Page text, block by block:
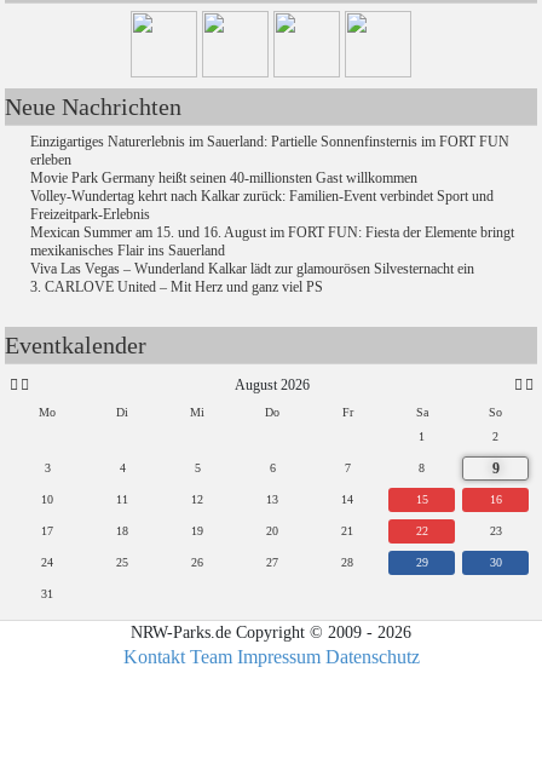
Neue Nachrichten
Einzigartiges Naturerlebnis im Sauerland: Partielle Sonnenfinsternis im FORT FUN
erleben
Movie Park Germany heißt seinen 40-millionsten Gast willkommen
Volley-Wundertag kehrt nach Kalkar zurück: Familien-Event verbindet Sport und
Freizeitpark-Erlebnis
Mexican Summer am 15. und 16. August im FORT FUN: Fiesta der Elemente bringt
mexikanisches Flair ins Sauerland
Viva Las Vegas – Wunderland Kalkar lädt zur glamourösen Silvesternacht ein
3. CARLOVE United – Mit Herz und ganz viel PS
Eventkalender
August 2026
Mo Di Mi Do Fr Sa
So
1
2
3 4 5 6 7 8 9
10 11 12 13 14 15 16
17 18 19 20 21 22 23
24 25 26 27 28 29 30
31
NRW-Parks.de Copyright © 2009 - 2026
Kontakt Team Impressum Datenschutz